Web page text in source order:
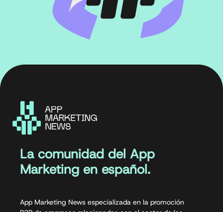
La comunidad del App
Marketing en español.
App Marketing News especializada en la promoción